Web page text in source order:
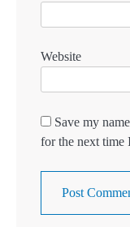
Website
Save my
for the next time